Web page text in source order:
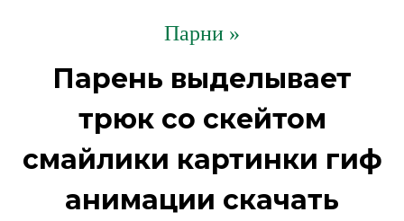
Парни »
Парень выделывает
трюк со скейтом
смайлики картинки гиф
анимации скачать